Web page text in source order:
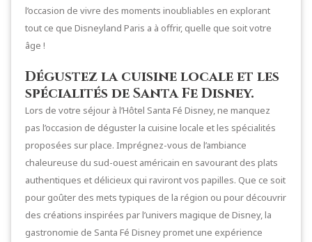
l’occasion de vivre des moments inoubliables en explorant
tout ce que Disneyland Paris a à offrir, quelle que soit votre
âge !
Dégustez la cuisine locale et les
spécialités de Santa Fe Disney.
Lors de votre séjour à l’Hôtel Santa Fé Disney, ne manquez
pas l’occasion de déguster la cuisine locale et les spécialités
proposées sur place. Imprégnez-vous de l’ambiance
chaleureuse du sud-ouest américain en savourant des plats
authentiques et délicieux qui raviront vos papilles. Que ce soit
pour goûter des mets typiques de la région ou pour découvrir
des créations inspirées par l’univers magique de Disney, la
gastronomie de Santa Fé Disney promet une expérience